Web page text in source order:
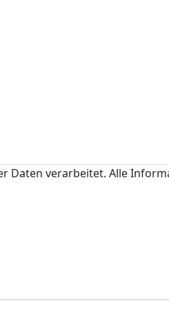
verarbeitet. Alle